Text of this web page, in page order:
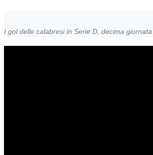
I gol delle calabresi in Serie D, decima giornata